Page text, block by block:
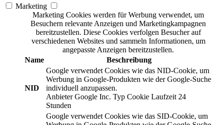
Marketing
Marketing Cookies werden für Werbung verwendet, um
Besuchern relevante Anzeigen und Marketingkampagnen
bereitzustellen. Diese Cookies verfolgen Besucher auf
verschiedenen Websites und sammeln Informationen, um
angepasste Anzeigen bereitzustellen.
Name
Beschreibung
NID
Google verwendet Cookies wie das NID-Cookie, um
Werbung in Google-Produkten wie der Google-Suche
individuell anzupassen.
Anbieter Google Inc. Typ Cookie Laufzeit 24
Stunden
Google verwendet Cookies wie das SID-Cookie, um